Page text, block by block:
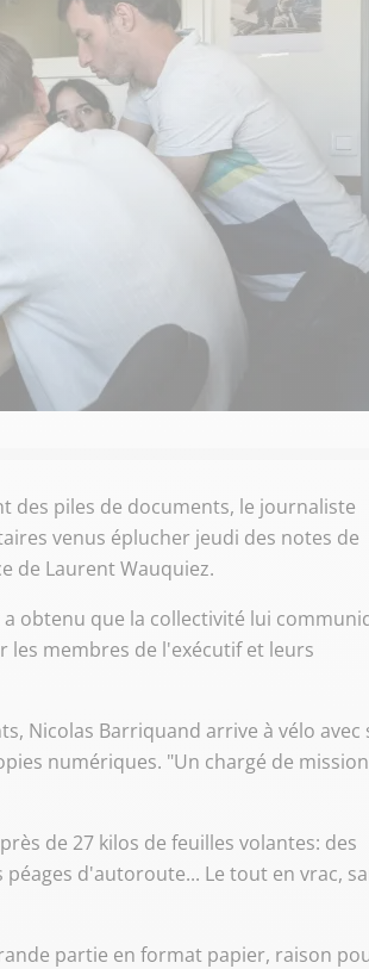
des piles de documents, le journaliste
venus éplucher jeudi des notes de
de Laurent Wauquiez.
obtenu que la collectivité lui
les membres de l'exécutif et leurs
Nicolas Barriquand arrive à vélo avec
numériques. "Un chargé de mission
de 27 kilos de feuilles volantes: des
d'autoroute... Le tout en vrac,
partie en format papier, raison